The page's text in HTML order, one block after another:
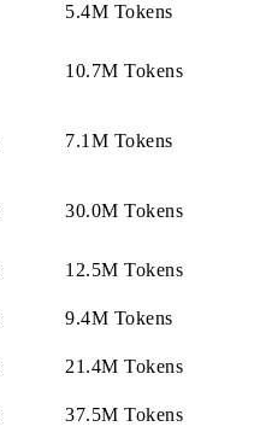
5.4M Tokens
10.7M Tokens
7.1M Tokens
30.0M Tokens
12.5M Tokens
9.4M Tokens
21.4M Tokens
37.5M Tokens